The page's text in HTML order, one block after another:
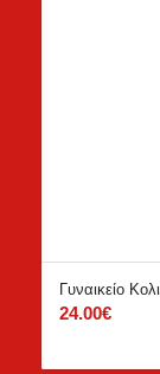
Γυναικείο
24.00€